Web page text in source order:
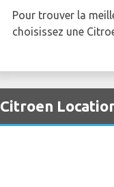
Pour trouver la
choisissez une
Citroen